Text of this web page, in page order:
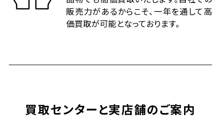
販売力があるからこそ、一年を通して高
価買取が可能となっております。
買取センターと実店舗のご案内